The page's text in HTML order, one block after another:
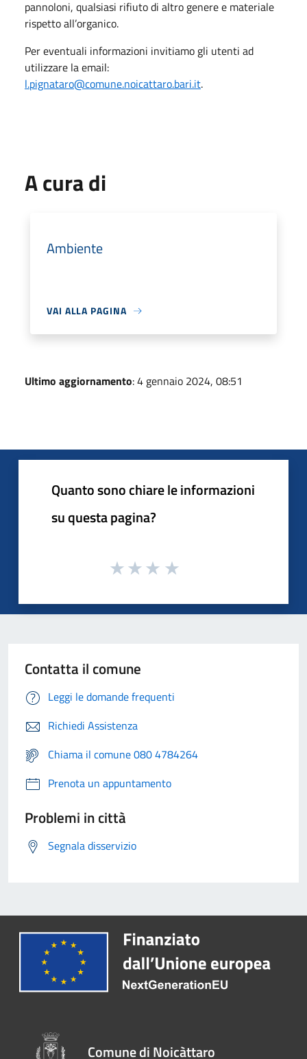
pannoloni, qualsiasi rifiuto di altro genere e materiale
rispetto all’organico.
Per eventuali informazioni invitiamo gli utenti ad
utilizzare la email:
l.pignataro@comune.noicattaro.bari.it.
A cura di
Ambiente
VAI ALLA PAGINA
Ultimo aggiornamento: 4 gennaio 2024, 08:51
Quanto sono chiare le informazioni
su questa pagina?
Contatta il comune
Leggi le domande frequenti
Richiedi Assistenza
Chiama il comune 080 4784264
Prenota un appuntamento
Problemi in città
Segnala disservizio
Comune di Noicàttaro